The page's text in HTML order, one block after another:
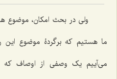
ولی در بحث امکان، موضوع
ما هستیم که برگردۀ موضوع این
می‌آییم یک وصفی از اوصاف که